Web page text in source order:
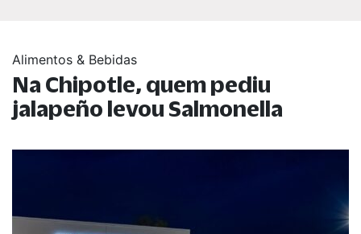
Alimentos & Bebidas
Na Chipotle, quem pediu
jalapeño levou Salmonella